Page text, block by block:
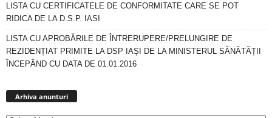
LISTA CU CERTIFICATELE DE CONFORMITATE CARE SE POT
RIDICA DE LA D.S.P. IASI
LISTA CU APROBĂRILE DE ÎNTRERUPERE/PRELUNGIRE DE
REZIDENȚIAT PRIMITE LA DSP IAȘI DE LA MINISTERUL SĂNĂTĂȚII
ÎNCEPÂND CU DATA DE 01.01.2016
Arhiva anunturi